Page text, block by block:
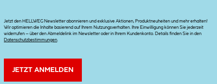
Jetzt den HELLWEG Newsletter abonnieren und exklusive Aktionen, Produktneuheiten und mehr erhalten!
Wir optimieren die Inhalte basierend auf Ihrem Nutzungsverhalten. Ihre Einwilligung können Sie jederzeit
widerrufen – über den Abmeldelink im Newsletter oder in Ihrem Kundenkonto. Details finden Sie in den
Datenschutzbestimmungen
JETZT ANMELDEN